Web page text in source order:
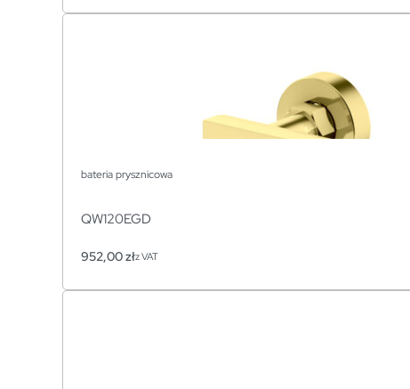
bateria prysznicowa
QW120EGD
952,00złz VAT